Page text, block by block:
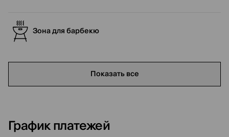
Зона для барбекю
Показать все
График платежей